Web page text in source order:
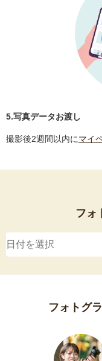
5.写真データお渡し
撮影後2週間以内にマイ
フォ
フォトグ